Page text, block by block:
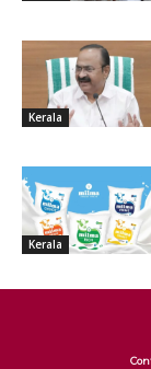
Kerala
Kerala